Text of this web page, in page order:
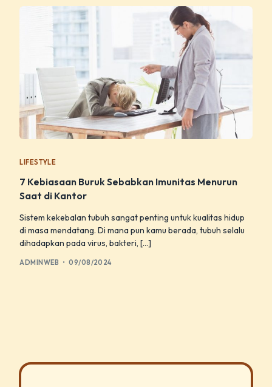
LIFESTYLE
7 Kebiasaan Buruk Sebabkan Imunitas Menurun
Saat di Kantor
Sistem kekebalan tubuh sangat penting untuk kualitas hidup
di masa mendatang. Di mana pun kamu berada, tubuh selalu
dihadapkan pada virus, bakteri, […]
ADMINWEB 09/08/2024